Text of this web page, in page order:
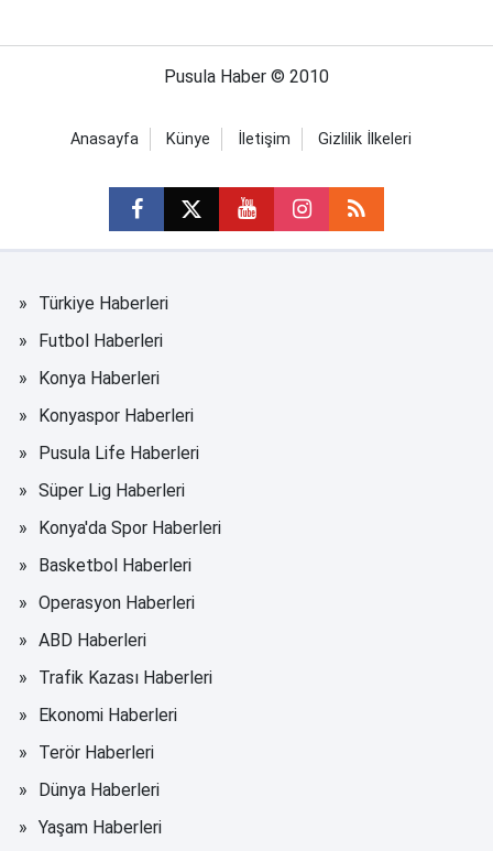
Pusula Haber © 2010
Anasayfa Künye İletişim Gizlilik İlkeleri
Türkiye Haberleri
Futbol Haberleri
Konya Haberleri
Konyaspor Haberleri
Pusula Life Haberleri
Süper Lig Haberleri
Konya'da Spor Haberleri
Basketbol Haberleri
Operasyon Haberleri
ABD Haberleri
Trafik Kazası Haberleri
Ekonomi Haberleri
Terör Haberleri
Dünya Haberleri
Yaşam Haberleri